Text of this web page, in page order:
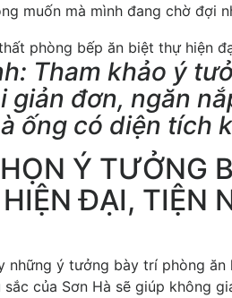
muốn mà mình đang chờ đợi
Tham khảo ý
giản đơn, ngăn
ống có diện tích
Ý TƯỞNG
ĐẠI, TIỆN
những ý tưởng bày trí phòng
sắc của Sơn Hà sẽ giúp không